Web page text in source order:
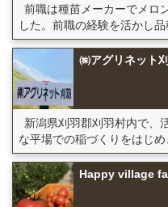
前職は種苗メーカーでメロ
した。前職の経験を活かし
㈱アグリネット
新潟県刈羽郡刈羽村内で、
な平場での稲づくりをはじめ
Happy village